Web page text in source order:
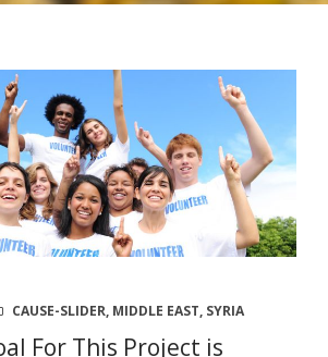
CAUSE-SLIDER, MIDDLE EAST, SYRIA
For This Project is